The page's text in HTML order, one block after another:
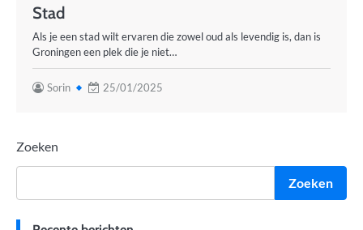
Stad
Als je een stad wilt ervaren die zowel oud als levendig is, dan is
Groningen een plek die je niet…
Sorin 25/01/2025
Zoeken
Zoeken